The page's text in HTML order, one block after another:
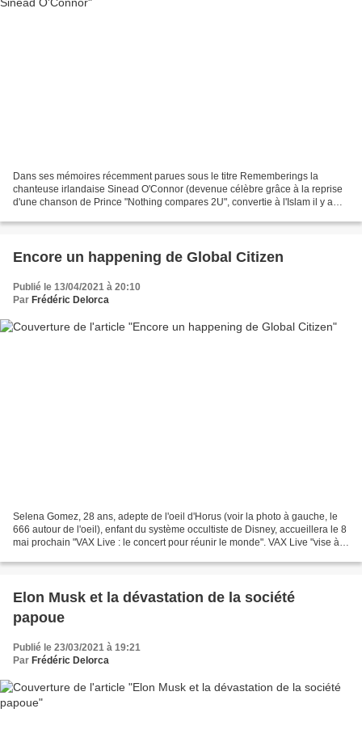
Dans ses mémoires récemment parues sous le titre Rememberings la
chanteuse irlandaise Sinead O'Connor (devenue célèbre grâce à la reprise
d'une chanson de Prince "Nothing compares 2U", convertie à l'Islam il y a
Encore un happening de Global Citizen
Publié le 13/04/2021 à 20:10
Par Frédéric Delorca
Selena Gomez, 28 ans, adepte de l'oeil d'Horus (voir la photo à gauche, le
666 autour de l'oeil), enfant du système occultiste de Disney, accueillera le 8
mai prochain "VAX Live : le concert pour réunir le monde". VAX Live "vise à
Elon Musk et la dévastation de la société
papoue
Publié le 23/03/2021 à 19:21
Par Frédéric Delorca